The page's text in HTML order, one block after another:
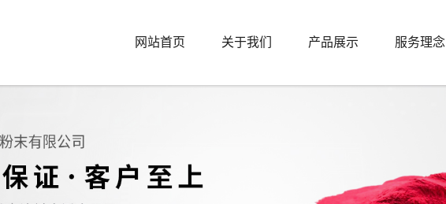
网站首页 关于我们 产品展示
上海防腐粉末系列
服务理念